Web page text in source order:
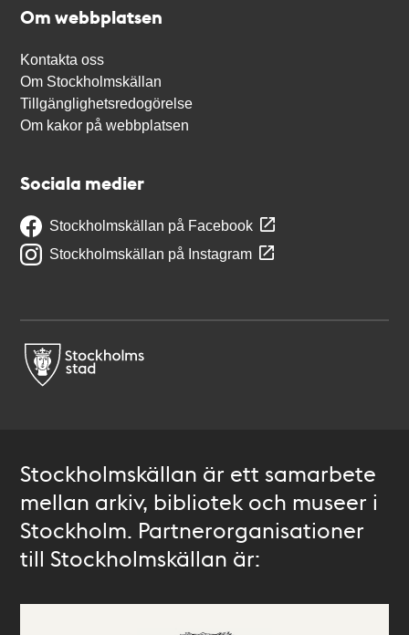
Om webbplatsen
Kontakta oss
Om Stockholmskällan
Tillgänglighetsredogörelse
Om kakor på webbplatsen
Sociala medier
Stockholmskällan på Facebook
Stockholmskällan på Instagram
Stockholmskällan är ett samarbete
mellan arkiv, bibliotek och museer i
Stockholm. Partnerorganisationer
till Stockholmskällan är: